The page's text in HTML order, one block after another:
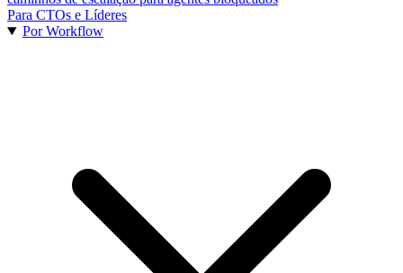
Para CTOs e Líderes
Por Workflow